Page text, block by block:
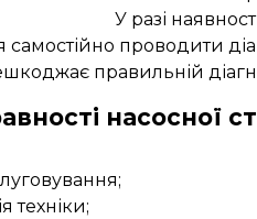
У разі
самостійно проводити
правильній
насосної
техніки;